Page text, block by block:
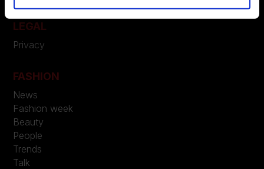
LEGAL
Privacy
FASHION
News
Fashion week
Beauty
People
Trends
Talk